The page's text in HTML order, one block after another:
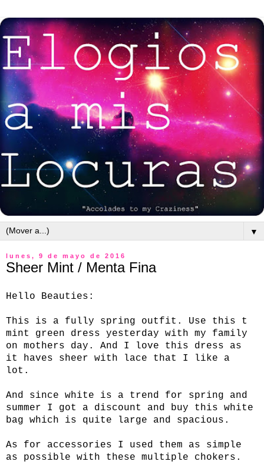
▼
lunes, 9 de mayo de 2016
Sheer Mint / Menta Fina
Hello Beauties:
This is a fully spring outfit. Use this t
mint green dress yesterday with my family
on mothers day. And I love this dress as
it haves sheer with lace that I like a
lot.
And since white is a trend for spring and
summer I got a discount and buy this white
bag which is quite large and spacious.
As for accessories I used them as simple
as possible with these multiple chokers.